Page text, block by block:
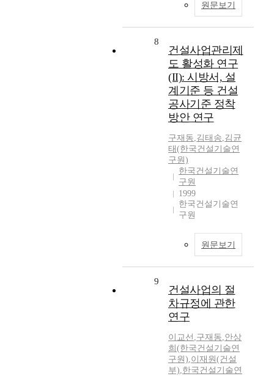
원문보기
8
건설사업관리제
도 활성화 연구
(II): 시방서, 설
계기준 등 건설
공사기준 정착
방안 연구
구재동,김태송,김균
태(한국건설기술연
구원)
한국건설기술연
구원
1999
한국건설기술연
구원
원문보기
9
건설사업의 절
차규정에 관한
연구
이교선 ,구재동,안상
희(한국건설기술연
구원),이재원(건설
부),한국건설기술연